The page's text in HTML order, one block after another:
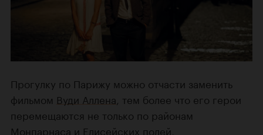
Прогулку по Парижу можно отчасти заменить
фильмом Вуди Аллена, тем более что его герои
перемещаются не только по районам
Монпарнаса и Елисейских полей,